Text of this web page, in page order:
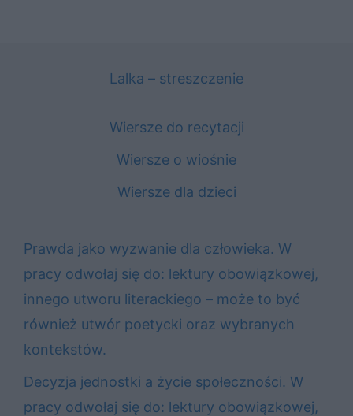
Lalka – streszczenie
Wiersze do recytacji
Wiersze o wiośnie
Wiersze dla dzieci
Prawda jako wyzwanie dla człowieka. W
pracy odwołaj się do: lektury obowiązkowej,
innego utworu literackiego – może to być
również utwór poetycki oraz wybranych
kontekstów.
Decyzja jednostki a życie społeczności. W
pracy odwołaj się do: lektury obowiązkowej,